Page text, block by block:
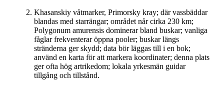
Khasanskiy våtmarker, Primorsky kray; där vassbäddar
blandas med starrängar; området når cirka 230 km;
Polygonum amurensis dominerar bland buskar; vanliga
fåglar frekventerar öppna pooler; buskar längs
stränderna ger skydd; data bör läggas till i en bok;
använd en karta för att markera koordinater; denna plats
ger ofta hög artrikedom; lokala yrkesmän guidar
tillgång och tillstånd.